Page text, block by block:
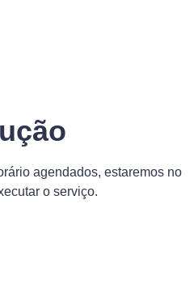
agendados, estaremos no
o serviço.